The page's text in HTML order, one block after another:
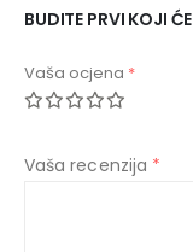
BUDITE PRVI KOJI
Vaša ocjena *
Vaša recenzija *